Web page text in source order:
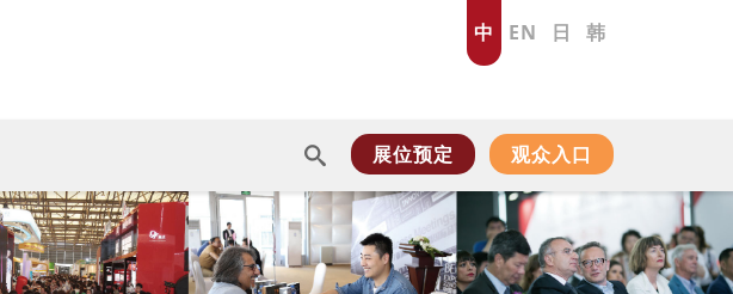
中 EN 日 韩
展位预定 观众入口